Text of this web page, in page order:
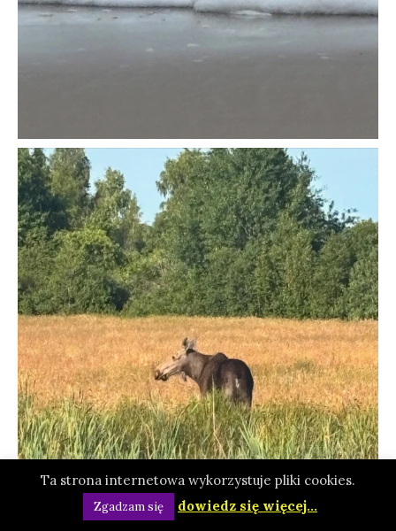
Ta strona internetowa wykorzystuje pliki cookies.
Zgadzam się dowiedz się więcej...